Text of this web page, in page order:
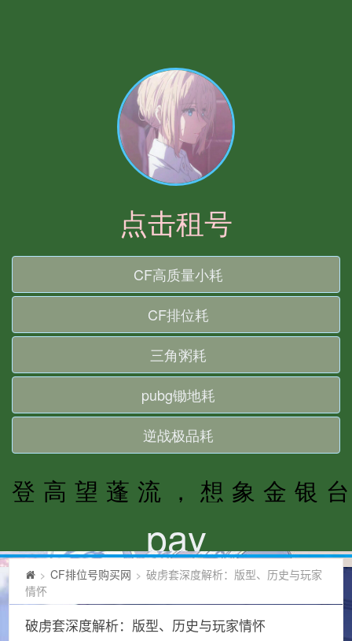
> CF排位号购买网 > 破虏套深度解析：版型、历史与玩家
情怀
破虏套深度解析：版型、历史与玩家情怀